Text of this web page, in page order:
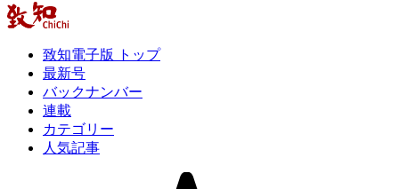
致知電子版 トップ
最新号
バックナンバー
連載
カテゴリー
人気記事